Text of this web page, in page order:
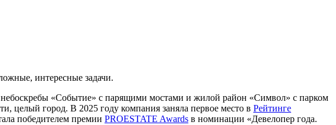
интересные задачи.
«Событие» с парящими мостами и жилой район «Символ» с парком
целый город. В 2025 году компания заняла первое место в Рейтинге
победителем премии PROESTATE Awards в номинации «Девелопер года.